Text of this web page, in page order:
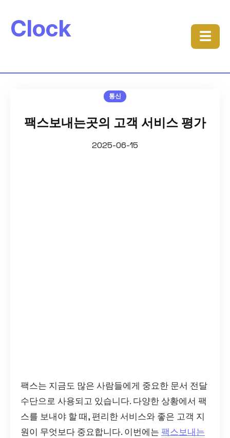
Clock ☰
통신
팩스보내는곳의 고객 서비스 평가
2025-06-15
팩스는 지금도 많은 사람들에게 중요한 문서 전달
수단으로 사용되고 있습니다. 다양한 상황에서 팩
스를 보내야 할 때, 편리한 서비스와 좋은 고객 지
원이 무엇보다 중요합니다. 이번에는 팩스보내는